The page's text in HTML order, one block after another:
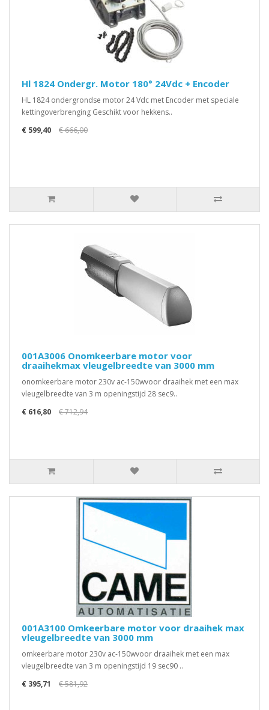
Hl 1824 Ondergr. Motor 180° 24Vdc + Encoder
HL 1824 ondergrondse motor 24 Vdc met Encoder met speciale
kettingoverbrenging Geschikt voor hekkens..
€ 599,40
€ 666,00
001A3006 Onomkeerbare motor voor
draaihekmax vleugelbreedte van 3000 mm
onomkeerbare motor 230v ac-150wvoor draaihek met een max
vleugelbreedte van 3 m openingstijd 28 sec9..
€ 616,80
€ 712,94
001A3100 Omkeerbare motor voor draaihek max
vleugelbreedte van 3000 mm
omkeerbare motor 230v ac-150wvoor draaihek met een max
vleugelbreedte van 3 m openingstijd 19 sec90 ..
€ 395,71
€ 581,92